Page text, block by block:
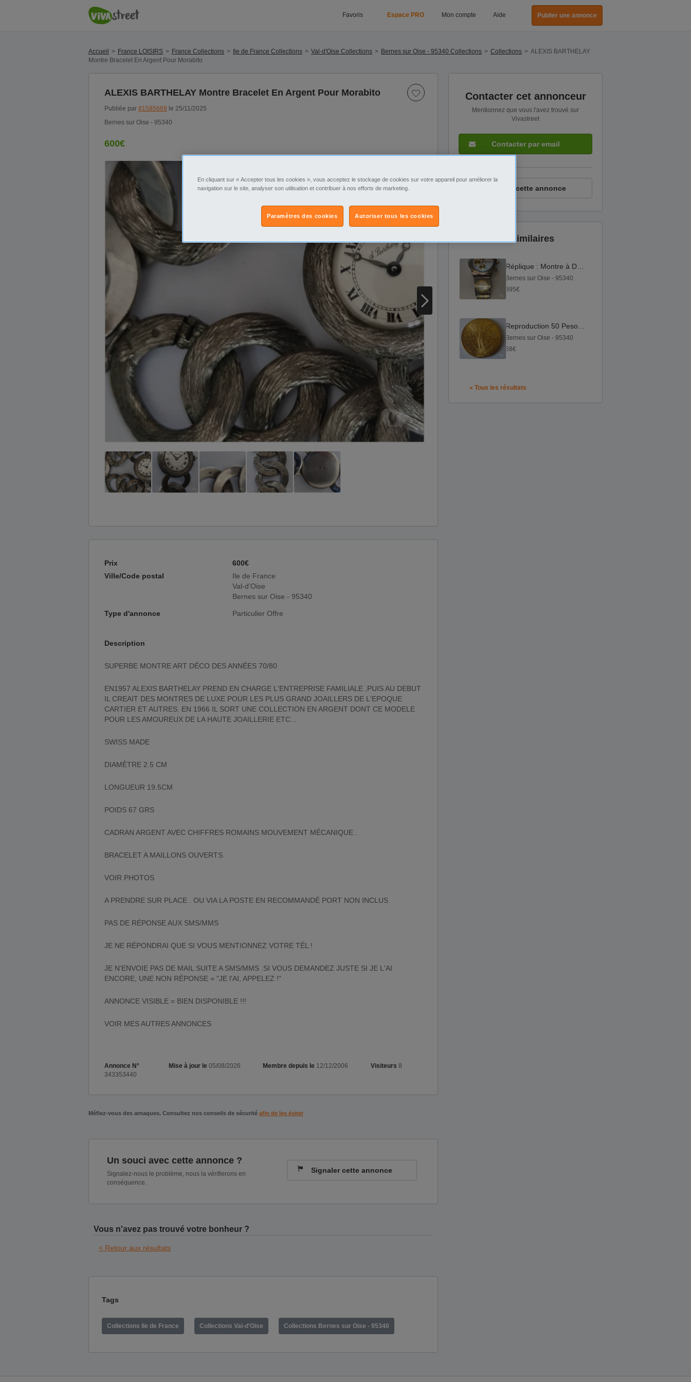
Favoris Espace PRO Mon compte Aide Publier une annonce
Accueil France LOISIRS France Collections Ile de France Collections Val-d'Oise Collections Bernes sur Oise - 95340 Collections Collections
ALEXIS BARTHELAY
Montre Bracelet En Argent Pour Morabito
ALEXIS BARTHELAY Montre Bracelet En Argent Pour Morabito
Publiée par #1585669 le 25/11/2025
Bernes sur Oise - 95340
600€
Prix
600€
Ville/Code postal
Ile de France
Val-d'Oise
Bernes sur Oise - 95340
Type d'annonce Particulier Offre
Description
SUPERBE MONTRE ART DÉCO DES ANNÉES 70/80
EN1957 ALEXIS BARTHELAY PREND EN CHARGE L'ENTREPRISE FAMILIALE ,PUIS AU DEBUT
IL CREAIT DES MONTRES DE LUXE POUR LES PLUS GRAND JOAILLERS DE L'EPOQUE
CARTIER ET AUTRES. EN 1966 IL SORT UNE COLLECTION EN ARGENT DONT CE MODELE
POUR LES AMOUREUX DE LA HAUTE JOAILLERIE ETC...
SWISS MADE
DIAMÈTRE 2.5 CM
LONGUEUR 19.5CM
POIDS 67 GRS
CADRAN ARGENT AVEC CHIFFRES ROMAINS MOUVEMENT MÉCANIQUE .
BRACELET A MAILLONS OUVERTS.
VOIR PHOTOS
A PRENDRE SUR PLACE . OU VIA LA POSTE EN RECOMMANDÉ PORT NON INCLUS
PAS DE RÉPONSE AUX SMS/MMS
JE NE RÉPONDRAI QUE SI VOUS MENTIONNEZ VOTRE TÉL !
JE N'ENVOIE PAS DE MAIL SUITE A SMS/MMS .SI VOUS DEMANDEZ JUSTE SI JE L'AI
ENCORE, UNE NON RÉPONSE = "JE l'AI, APPELEZ !"
ANNONCE VISIBLE = BIEN DISPONIBLE !!!
VOIR MES AUTRES ANNONCES
Annonce N°
343353440
Mise à jour le 05/08/2026 Membre depuis le 12/12/2006 Visiteurs 8
Méfiez-vous des arnaques. Consultez nos conseils de sécurité afin de les éviter
Un souci avec cette annonce ?
Signalez-nous le problème, nous la vérifierons en
conséquence.
Signaler cette annonce
Vous n'avez pas trouvé votre bonheur ?
< Retour aux résultats
Contacter cet annonceur
Mentionnez que vous l'avez trouvé sur
Vivastreet
Contacter par email
Signaler cette annonce
Annonces similaires
Bernes sur Oise - 95340
895€
Bernes sur Oise - 95340
68€
« Tous les résultats
Tags
Collections Ile de France Collections Val-d'Oise Collections Bernes sur Oise - 95340
En cliquant sur « Accepter tous les cookies », vous acceptez le stockage de cookies sur votre appareil pour améliorer la
navigation sur le site, analyser son utilisation et contribuer à nos efforts de marketing.
Autoriser tous les cookies
Paramètres des cookies